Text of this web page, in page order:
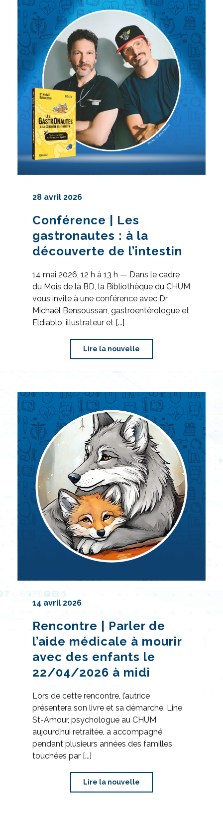
28 avril 2026
Conférence | Les
gastronautes : à la
découverte de l’intestin
14 mai 2026, 12 h à 13 h — Dans le cadre
du Mois de la BD, la Bibliothèque du CHUM
vous invite à une conférence avec Dr
Michaël Bensoussan, gastroentérologue et
Eldiablo, illustrateur et [...]
14 avril 2026
Rencontre | Parler de
l’aide médicale à mourir
avec des enfants le
22/04/2026 à midi
Lors de cette rencontre, l’autrice
présentera son livre et sa démarche. Line
St-Amour, psychologue au CHUM
aujourd’hui retraitée, a accompagné
pendant plusieurs années des familles
touchées par [...]